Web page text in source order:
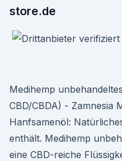
store.de
Medihemp
CBD/CBDA) - Zamnesia
Hanfsamenöl:
enthält. Medihemp
eine CBD-reiche